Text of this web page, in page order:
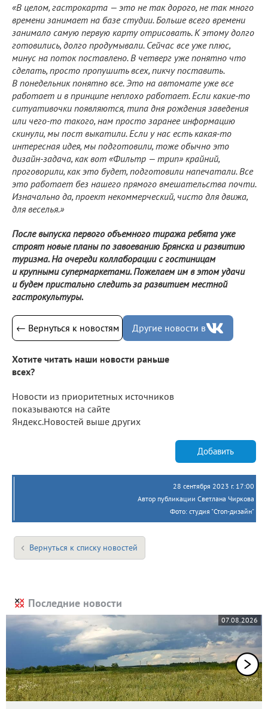
«В целом, гастрокарта — это не так дорого, не так много
времени занимает на базе студии. Больше всего времени
занимало самую первую карту отрисовать. К этому долго
готовились, долго продумывали. Сейчас все уже плюс,
минус на поток поставлено. В четверг уже понятно что
сделать, просто пропушить всех, пикчу поставить.
В понедельник понятно все. Это на автомате уже все
работает и в принципе неплохо работает. Если какие-то
ситуативочки появляются, типа дня рождения заведения
или чего-то такого, нам просто заранее информацию
скинули, мы пост выкатили. Если у нас естькакая-то
интересная идея, мы подготовили, тоже обычно это
дизайн-задача, как вот «Фильтр — трип» крайний,
проговорили, как это будет, подготовили напечатали. Все
это работает без нашего прямого вмешательства почти.
Изначально да, проект некоммерческий, чисто для движа,
для веселья.»
После выпуска первого объемного тиража ребята уже
строят новые планы по завоеванию Брянска и развитию
туризма. На очереди коллаборации с гостиницам
и крупными супермаркетами. Пожелаем им в этом удачи
и будем пристально следить за развитием местной
гастрокультуры.
← Вернуться к новостям Другие новости в
Хотите читать наши новости раньше
всех?
Новости из приоритетных источников
показываются на сайте
Яндекс.Новостей выше других
Добавить
28 сентября 2023 г. 17:00
Автор публикации Светлана Чиркова
Фото: студия "Стоп-дизайн"
Вернуться к списку новостей
Последние новости
07.08.2026